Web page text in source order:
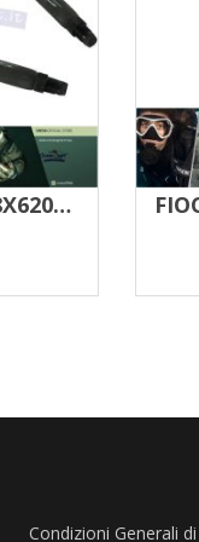
ELASTICO S45 Ø 18X620mm PER FUCILE 105/110
Condizioni Generali